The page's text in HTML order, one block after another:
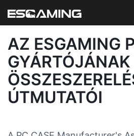
AZ ESGAMING
GYÁRTÓJÁNAK
ÚTMUTATÓI